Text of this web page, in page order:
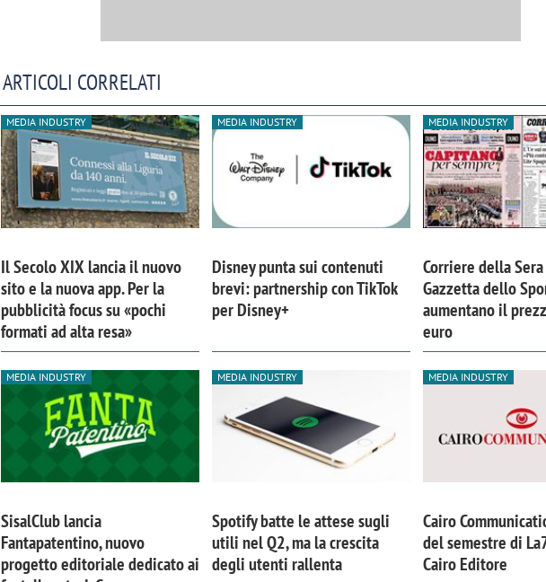
ARTICOLI CORRELATI
MEDIA INDUSTRY
Il Secolo XIX lancia il nuovo
sito e la nuova app. Per la
pubblicità focus su «pochi
formati ad alta resa»
MEDIA INDUSTRY
Disney punta sui contenuti
brevi: partnership con TikTok
per Disney+
MEDIA INDUSTRY
Corriere della
Gazzetta dello
aumentano il
euro
MEDIA INDUSTRY
SisalClub lancia
Fantapatentino, nuovo
progetto editoriale dedicato ai
MEDIA INDUSTRY
Spotify batte le attese sugli
utili nel Q2, ma la crescita
degli utenti rallenta
MEDIA INDUSTRY
Cairo
del semestre di
Cairo Editore
Emanuele Viora di Deloitte Digital:
«La creatività resta centrale, l’AI deve
amplificare il talento»
Ricerche di mercato.
Doxa: «Non basta più
fenomeni: bisogna
tradurli in azioni»